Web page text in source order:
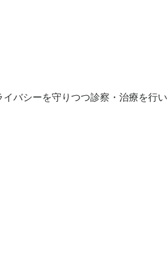
バシーを守りつつ診察・治療を行